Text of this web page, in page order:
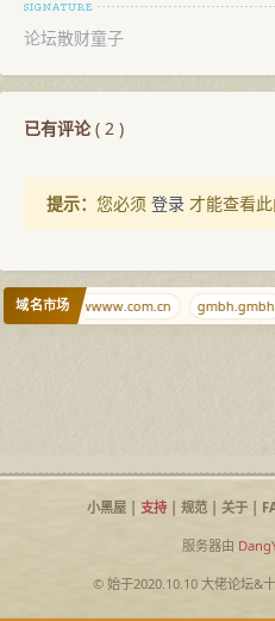
论坛散财童子
已有评论( 2 )
提示： 您必须 登录 才能查看此
域名市场
nb.ci wwwww.com.cn gmbh.gmbh
小黑屋| 支持| 规范| 关于|
服务器由
© 始于2020.10.10 大佬论坛&